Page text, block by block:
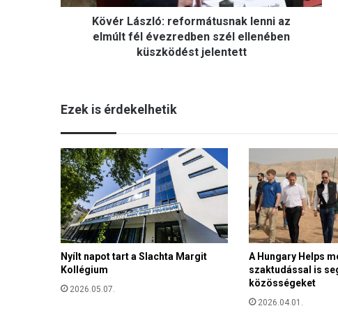
z
o
á
t
u
s
n
a
k
l
e
n
Kövér László: reformátusnak lenni az
elmúlt fél évezredben szél ellenében
küszködést jelentett
Ezek is érdekelhetik
Nyílt napot tart a Slachta Margit
Kollégium
2026.05.07.
A Hungary Helps
szaktudással is
közösségeket
2026.04.01.